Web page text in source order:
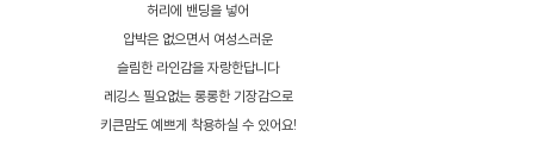
허리에 밴딩을 넣어
압박은 없으면서 여성스러운
슬림한 라인감을 자랑한답니다
레깅스 필요없는 롱롱한 기장감으로
키큰맘도 예쁘게 착용하실 수 있어요!